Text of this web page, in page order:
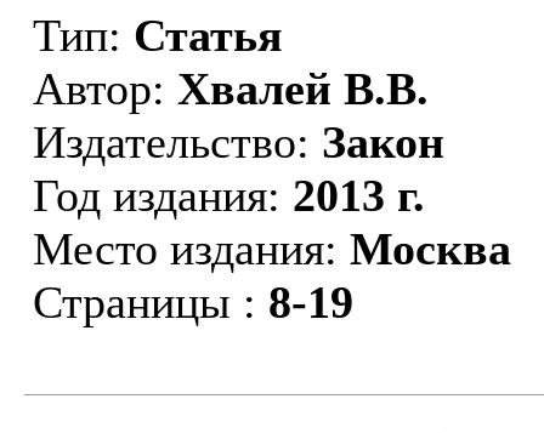
Тип: Статья
Автор: Хвалей В.В.
Издательство: Закон
Год издания: 2013 г.
Место издания: Москва
Страницы : 8-19